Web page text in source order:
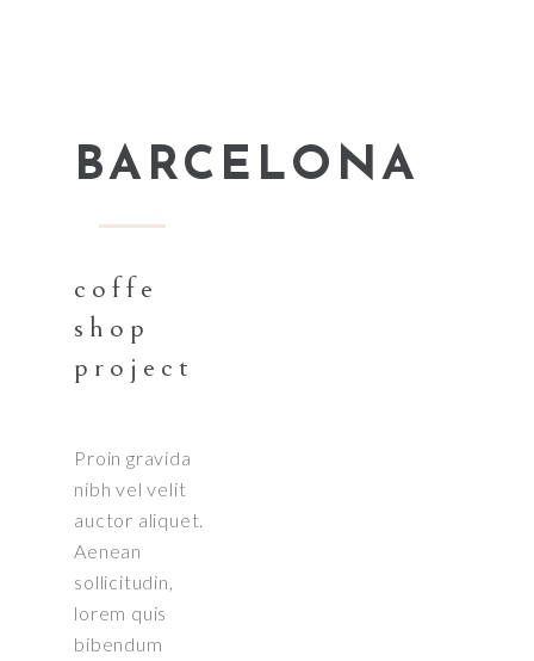
BARCELONA
coffe
shop
project
Proin gravida
nibh vel velit
auctor aliquet.
Aenean
sollicitudin,
lorem quis
bibendum